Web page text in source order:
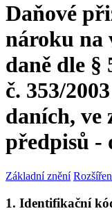
Daňové
nároku na
daně dle §
č. 353/
daních, ve
předpisů -
Základní znění
1. Identifikační